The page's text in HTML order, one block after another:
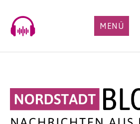
content
MENÜ